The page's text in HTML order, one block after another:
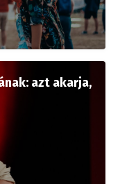
azt akarja,